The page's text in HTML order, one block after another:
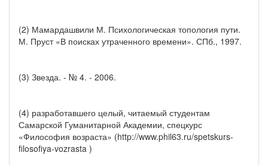
(2) Мамардашвили М. Психологическая топология пути.
М. Пруст «В поисках утраченного времени». СПб., 1997.
(3) Звезда. - № 4. - 2006.
(4) разработавшего целый, читаемый студентам
Самарской Гуманитарной Академии, спецкурс
«Философия возраста» (http://www.phil63.ru/spetskurs-
filosofiya-vozrasta )